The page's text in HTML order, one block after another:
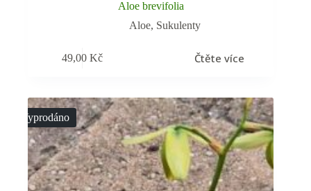
Aloe brevifolia
Aloe, Sukulenty
49,00Kč Čtěte více
Vyprodáno